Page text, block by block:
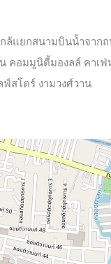
ล้แยกสนามบินน้ำจาก
คอมมูนิตี้มองลล์ คาเ
สโตร์ งามวงศ์วาน